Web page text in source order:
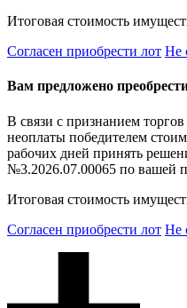
Итоговая стоимость
Согласен приобрести лот Не
Вам предложено
В связи с признанием
неоплаты победителем
рабочих дней принять
№3.2026.07.00065 по вашей
Итоговая стоимость
Согласен приобрести лот Не